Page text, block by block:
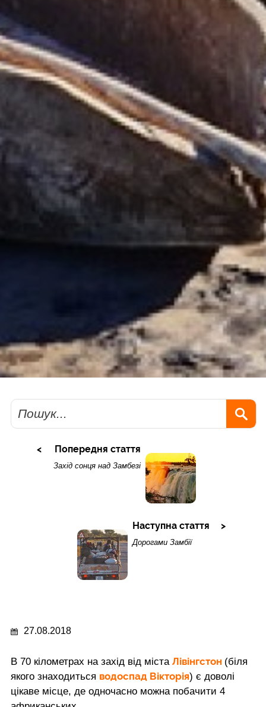
Пошук
Попередня стаття
Захід сонця над Замбезі
Наступна стаття
Дорогами Замбії
27.08.2018
В 70 кілометрах на захід від міста Лівінгстон (біля
якого знаходиться водоспад Вікторія) є доволі
цікаве місце, де одночасно можна побачити 4